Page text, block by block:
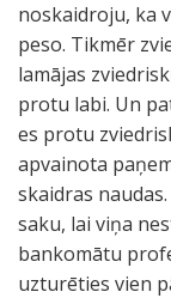
noskaidroju, ka
peso. Tikmēr
lamājas
protu labi. Un
es protu
apvainota
skaidras
saku, lai viņa
bankomātu
uzturēties vien